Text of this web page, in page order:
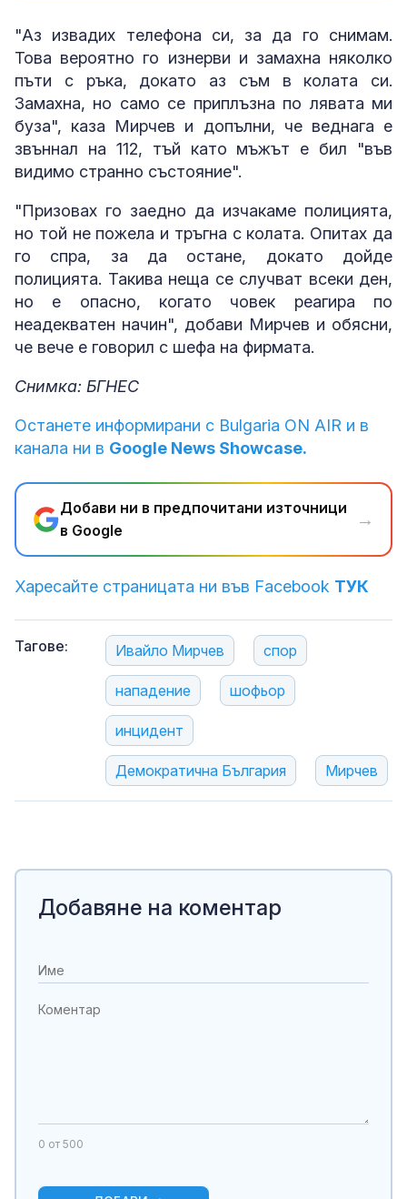
"Аз извадих телефона си, за да го снимам.
Това вероятно го изнерви и замахна няколко
пъти с ръка, докато аз съм в колата си.
Замахна, но само се приплъзна по лявата ми
буза", каза Мирчев и допълни, че веднага е
звъннал на 112, тъй като мъжът е бил "във
видимо странно състояние".
"Призовах го заедно да изчакаме полицията,
но той не пожела и тръгна с колата. Опитах да
го спра, за да остане, докато дойде
полицията. Такива неща се случват всеки ден,
но е опасно, когато човек реагира по
неадекватен начин", добави Мирчев и обясни,
че вече е говорил с шефа на фирмата.
Снимка: БГНЕС
Останете информирани с Bulgaria ON AIR и в
канала ни в Google News Showcase.
Добави ни в предпочитани източници
в Google
→
Харесайте страницата ни във Facebook ТУК
Тагове: Ивайло Мирчев спор
нападение шофьор
инцидент
Демократична България Мирчев
Добавяне на коментар
0 от 500